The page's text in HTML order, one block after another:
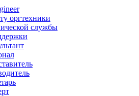
оргтехники
службы